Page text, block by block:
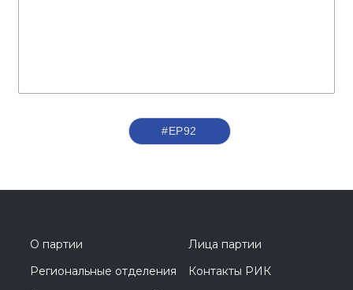
#ЕР92
О партии
Лица партии
Региональные отделения
Контакты РИК